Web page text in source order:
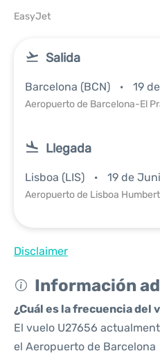
EasyJet
Salida
Barcelona (BCN) 19
Aeropuerto de Barcelona-El
Llegada
Lisboa (LIS) 19 de
Aeropuerto de Lisboa
Disclaimer
Información
¿Cuál es la frecuencia del
El vuelo U27656
el Aeropuerto de Barcelona